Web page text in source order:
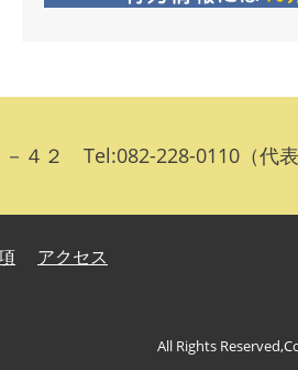
４２ Tel:082-228-0110（代表
アクセス
All Rights